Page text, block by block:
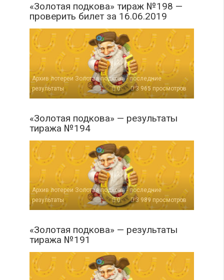
«Золотая подкова» тираж №198 —
проверить билет за 16.06.2019
Архив лотереи Золотая подкова - последние
результаты
0 3 965 просмотров
«Золотая подкова» — результаты
тиража №194
Архив лотереи Золотая подкова - последние
результаты
0 3 989 просмотров
«Золотая подкова» — результаты
тиража №191